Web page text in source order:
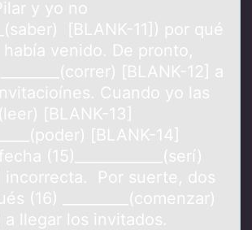
y yo no
[BLANK-11]) por qué
venido. De pronto,
[BLANK-12] a
Cuando yo las
[BLANK-13]
[BLANK-14]
(15)____________(serí)
incorrecta. Por suerte, dos
(16) _________(comenzar)
a llegar los invitados.